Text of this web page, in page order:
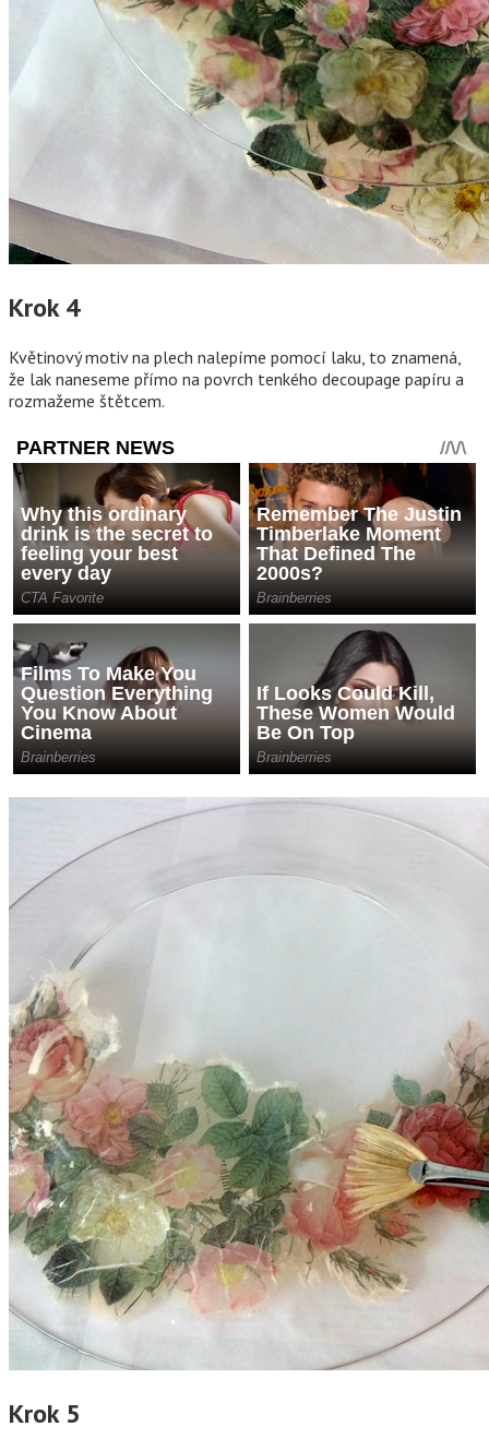
Krok 4
Květinový motiv na plech nalepíme pomocí laku, to znamená,
že lak naneseme přímo na povrch tenkého decoupage papíru a
rozmažeme štětcem.
Krok 5